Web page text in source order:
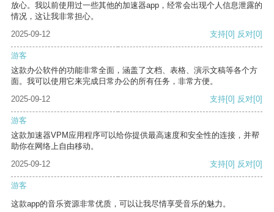
放心。我以前使用过一些其他的加速器app，经常会出现个人信息泄露的
情况，这让我非常担心。
2025-09-12
支持[0] 反对[0]
游客
这款办公软件的功能非常全面，涵盖了文档、表格、演示文稿等各个方
面。我可以使用它来完成日常办公的所有任务，非常方便。
2025-09-12
支持[0] 反对[0]
游客
这款加速器VPM应用程序可以给你提供最高速度和安全性的连接，并帮
助你在网络上自由移动。
2025-09-12
支持[0] 反对[0]
游客
这款app的音乐资源非常优质，可以让我尽情享受音乐的魅力。